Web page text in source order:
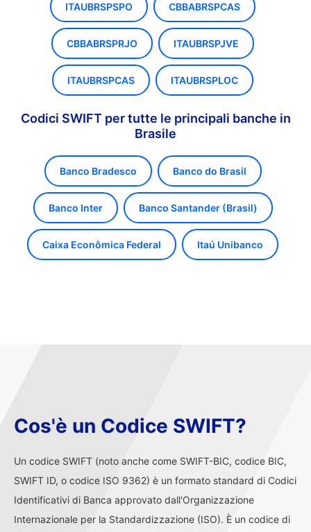
ITAUBRSPSPO CBBABRSPCAS
CBBABRSPRJO ITAUBRSPJVE
ITAUBRSPCAS ITAUBRSPLOC
Codici SWIFT per tutte le principali banche in
Brasile
Banco Bradesco Banco do Brasil
Banco Inter Banco Santander (Brasil)
Caixa Econômica Federal Itaú Unibanco
Cos'è un Codice SWIFT?
Un codice SWIFT (noto anche come SWIFT-BIC, codice BIC,
SWIFT ID, o codice ISO 9362) è un formato standard di Codici
Identificativi di Banca approvato dall'Organizzazione
Internazionale per la Standardizzazione (ISO). È un codice di